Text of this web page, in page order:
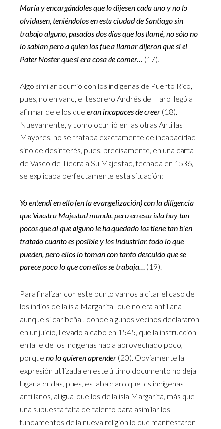
María y encargándoles que lo dijesen cada uno y no lo
olvidasen, teniéndolos en esta ciudad de Santiago sin
trabajo alguno, pasados dos días que los llamé, no sólo no
lo sabían pero a quien los fue a llamar dijeron que si el
Pater Noster que si era cosa de comer… (17).
Algo similar ocurrió con los indígenas de Puerto Rico,
pues, no en vano, el tesorero Andrés de Haro llegó a
afirmar de ellos que eran incapaces de creer (18).
Nuevamente, y como ocurrió en las otras Antillas
Mayores, no se trataba exactamente de incapacidad
sino de desinterés, pues, precisamente, en una carta
de Vasco de Tiedra a Su Majestad, fechada en 1536,
se explicaba perfectamente esta situación:
Yo entendí en ello (en la evangelización) con la diligencia
que Vuestra Majestad manda, pero en esta isla hay tan
pocos que al que alguno le ha quedado los tiene tan bien
tratado cuanto es posible y los industrian todo lo que
pueden, pero ellos lo toman con tanto descuido que se
parece poco lo que con ellos se trabaja… (19).
Para finalizar con este punto vamos a citar el caso de
los indios de la isla Margarita -que no era antillana
aunque sí caribeña-, donde algunos vecinos declararon
en un juicio, llevado a cabo en 1545, que la instrucción
en la fe de los indígenas había aprovechado poco,
porque no lo quieren aprender (20). Obviamente la
expresión utilizada en este último documento no deja
lugar a dudas, pues, estaba claro que los indígenas
antillanos, al igual que los de la isla Margarita, más que
una supuesta falta de talento para asimilar los
fundamentos de la nueva religión lo que manifestaron